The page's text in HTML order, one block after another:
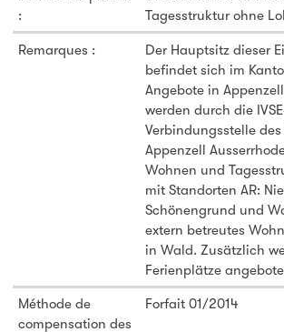
:
Tagesstruktur ohne
Remarques :
Der Hauptsitz dieser
befindet sich im
Angebote in
werden durch die
Verbindungsstelle des
Appenzell
Wohnen und
mit Standorten AR:
Schönengrund und
extern betreutes
in Wald. Zusätzlich
Ferienplätze
Méthode de
compensation des
Forfait 01/2014